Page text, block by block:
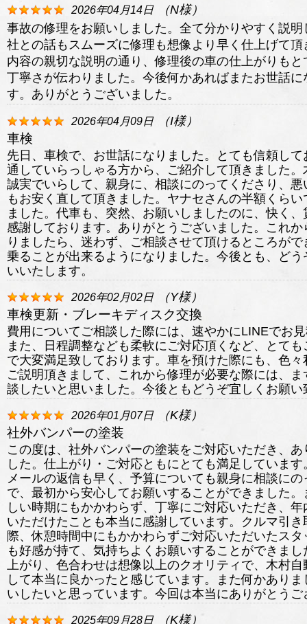
2026年04月14日 （N様）
事故の修理をお願いしました。全て分かりやすく説
社との話もスムーズに修理も想像より早く仕上げて
内容の親切な説明の通り、修理後の車の仕上がりも
丁寧さが伝わりました。今後何かあればまたお世話
す。ありがとうございました。
2026年04月09日 （I様）
車検
先日、車検で、お世話になりました。とても信頼し
通していらっしゃる方から、ご紹介して頂きました
誠実でいらして、親身に、相談にのってくださり、
もお安く直して頂きました。ヤナセさんの半額くら
ました。代車も、突然、お願いしましたのに、快く
感謝しております。ありがとうございました。これ
りましたら、迷わず、ご相談させて頂けるところが
乗ることが出来るようになりました。今後とも、ど
いいたします。
2026年02月02日 （Y様）
車検更新・ブレーキディスク交換
費用についてご相談した際には、速やかにLINEでお
また、日程調整なども柔軟にご対応頂くなど、とて
で大変満足致しております。車を預けた際にも、色
ご説明頂きまして、これから修理が必要な際には、
談したいと思いました。今後ともどうぞ宜しくお願い
2026年01月07日 （K様）
社外バンパーの塗装
この度は、社外バンパーの塗装をご対応いただき、
した。仕上がり・ご対応ともにとても満足していま
メールの返信も早く、予算についても親身に相談に
で、最初から安心してお願いすることができました
しい時期にもかかわらず、丁寧にご対応いただき、
いただけたことも本当に感謝しています。クルマ引
際、休憩時間中にもかかわらずご対応いただいたス
も好感が持て、気持ちよくお願いすることができま
上がり、色合わせは想像以上のクオリティで、木村
して本当に良かったと感じています。また何かあり
いしたいと思っています。今回は本当にありがとうご
2025年09月28日 （K様）